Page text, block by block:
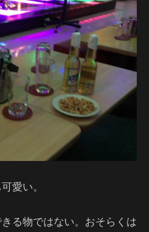
愛い。
る物ではない。おそらくは